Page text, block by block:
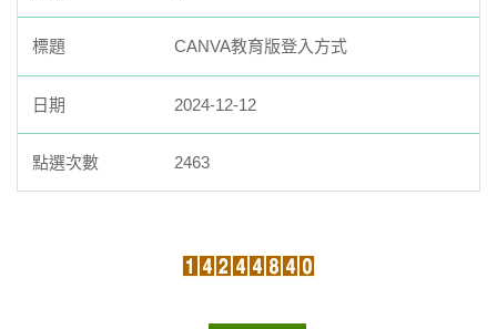
文鼎字體達人：可擴充電腦字體。
需提前向資訊組申請。
使用資訊：
http://hsshtp.ailead365.com
帳號 = 學號，密碼 = 生日四碼（MMDD）
CANVA教育版登入方式
2024-12-12
2463